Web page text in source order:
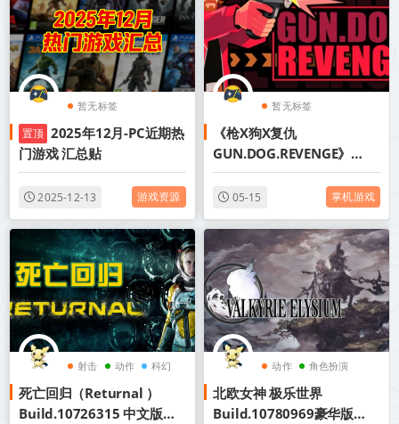
暂无标签
置顶 2025年12月-PC近期热
门游戏 汇总贴
2025-12-13 游戏资源
暂无标签
《枪X狗X复仇
GUN.DOG.REVENGE》
Build.22543538-免安装中
文版丨中文版网盘下载
05-15 掌机游戏
射击 动作 科幻
死亡回归（Returnal ）
Build.10726315 中文版容
动作 角色扮演
北欧女神 极乐世界
Build.10780969豪华版